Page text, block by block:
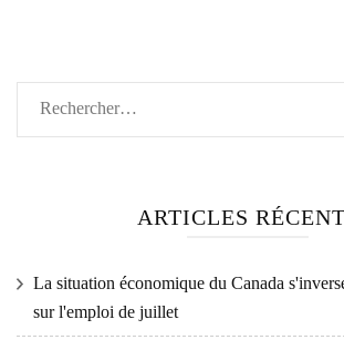
Rechercher :
ARTICLES
La situation économique du Canada
sur l'emploi de juillet